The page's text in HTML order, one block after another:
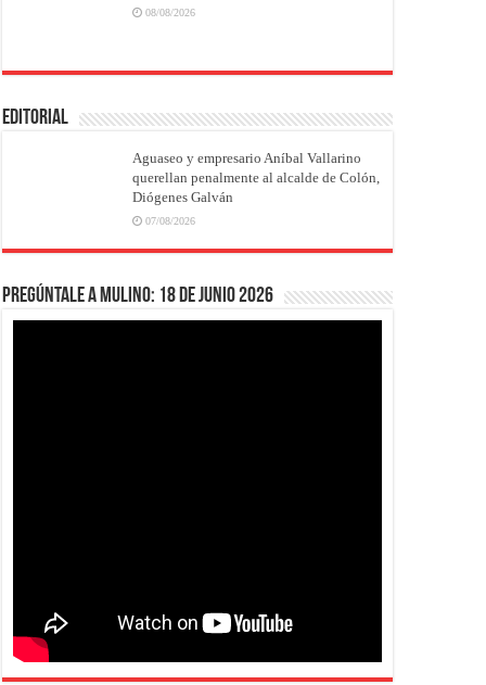
08/08/2026
EDITORIAL
Aguaseo y empresario Aníbal Vallarino
querellan penalmente al alcalde de Colón,
Diógenes Galván
07/08/2026
Pregúntale a Mulino: 18 de junio 2026